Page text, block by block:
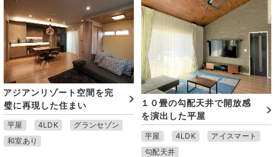
アジアンリゾート空間を完
璧に再現した住まい
平屋 4LDK
グランセゾン
和室あり
１０畳の勾配天井で開放感
を演出した平屋
平屋 4LDK
アイスマート
勾配天井